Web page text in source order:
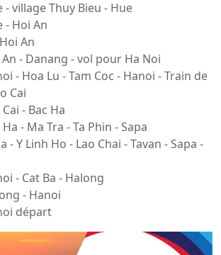
- village Thuy Bieu - Hue
- Hoi An
An
An - Danang - vol pour Ha Noi
- Hoa Lu - Tam Coc - Hanoi - Train de
Cai
- Bac Ha
- Ma Tra - Ta Phin - Sapa
- Y Linh Ho - Lao Chai - Tavan - Sapa -
- Cat Ba - Halong
- Hanoi
départ